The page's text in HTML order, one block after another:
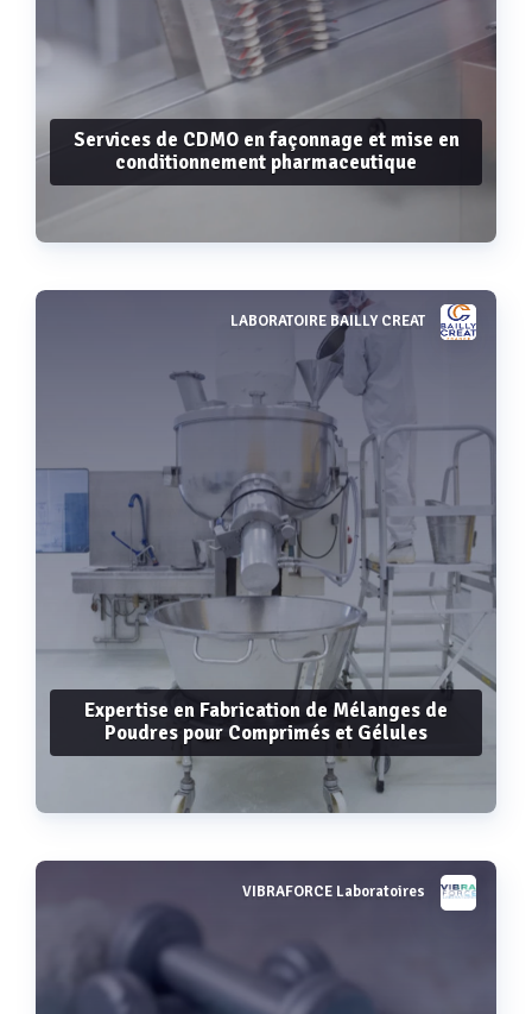
Services de CDMO en façonnage et mise en
conditionnement pharmaceutique
Voir plus
LABORATOIRE BAILLY CREAT
Expertise en Fabrication de Mélanges de
Poudres pour Comprimés et Gélules
Voir plus
VIBRAFORCE Laboratoires